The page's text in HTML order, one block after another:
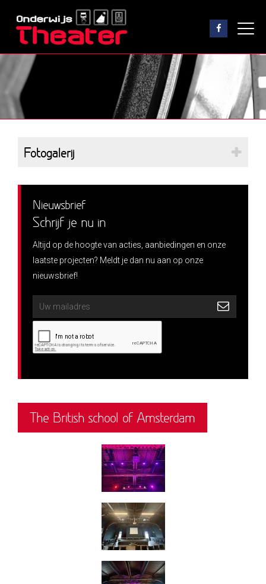
Fotogalerij
Nieuwsbrief
Schrijf je nu in
Altijd op de hoogte van acties, aanbiedingen en onze
laatste projecten? Meldt je dan nu aan op onze
nieuwsbrief!
The British school of Amsterdam